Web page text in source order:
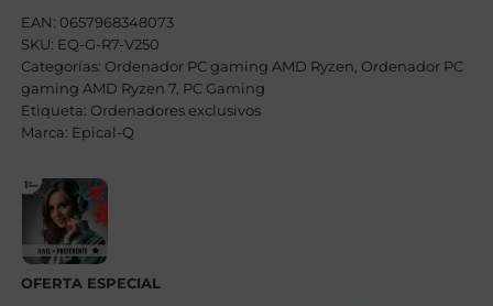
AMD
Ryzen
7
9800X3D,
32GB,
2TB
SSD
NVME,
Windows
Pro
cantidad
EAN: 0657968348073
SKU: EQ-G-R7-V250
Categorías: Ordenador PC gaming AMD Ryzen Ordenador PC
gaming AMD Ryzen 7 PC Gaming
Etiqueta: Ordenadores exclusivos
Marca: Epical-Q
OFERTA ESPECIAL